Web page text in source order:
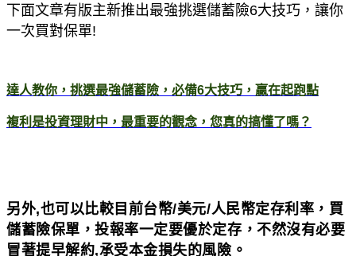
下面文章有版主新推出最強挑選儲蓄險6大技巧，讓你
一次買對保單!
達人教你，挑選最強儲蓄險，必備6大技巧，贏在起跑點
複利是投資理財中，最重要的觀念，您真的搞懂了嗎？
另外,也可以比較目前台幣/美元/人民幣定存利率，買
儲蓄險保單，投報率一定要優於定存，不然沒有必要
冒著提早解約,承受本金損失的風險。